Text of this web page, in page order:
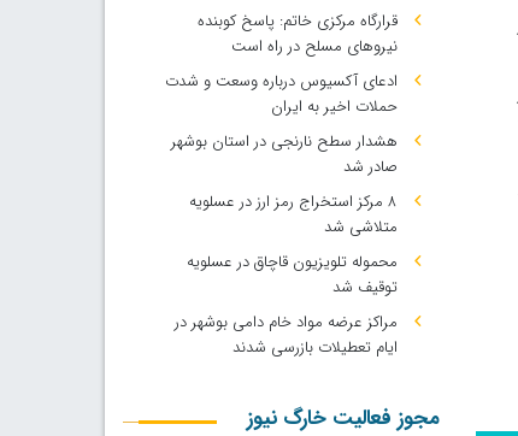
قرارگاه مرکزی خاتم: پاسخ کوبنده
نیروهای مسلح در راه است
ادعای آکسیوس درباره وسعت و شدت
حملات اخیر به ایران
هشدار سطح نارنجی در استان بوشهر
صادر شد
۸ مرکز استخراج رمز ارز در عسلویه
متلاشی شد
محموله تلویزیون قاچاق در عسلویه
توقیف شد
مراکز عرضه مواد خام دامی بوشهر در
ایام تعطیلات بازرسی شدند
مجوز فعالیت خارگ نیوز